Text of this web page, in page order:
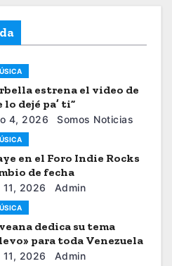
estrena el video de
lo dejé pa’ ti”
4, 2026 Somos Noticias
en el Foro Indie Rocks
de fecha
11, 2026 Admin
dedica su tema
para toda Venezuela
11, 2026 Admin